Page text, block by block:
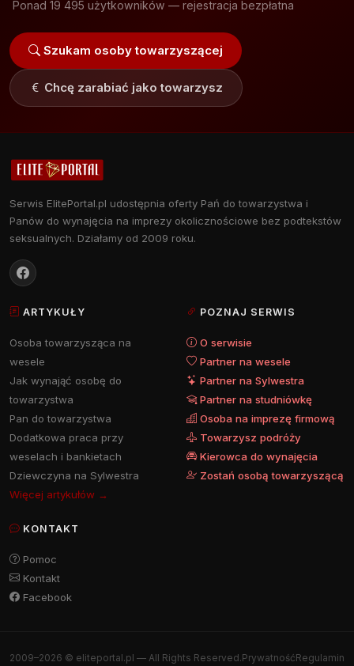
Ponad 19 495 użytkowników — rejestracja bezpłatna
Szukam osoby towarzyszącej
Chcę zarabiać jako towarzysz
Serwis ElitePortal.pl udostępnia oferty Pań do towarzystwa i
Panów do wynajęcia na imprezy okolicznościowe bez podtekstów
seksualnych. Działamy od 2009 roku.
ARTYKUŁY
Osoba towarzysząca na
wesele
Jak wynająć osobę do
towarzystwa
Pan do towarzystwa
Dodatkowa praca przy
weselach i bankietach
Dziewczyna na Sylwestra
Więcej artykułów →
POZNAJ SERWIS
O serwisie
Partner na wesele
Partner na Sylwestra
Partner na studniówkę
Osoba na imprezę firmową
Towarzysz podróży
Kierowca do wynajęcia
Zostań osobą towarzyszącą
KONTAKT
Pomoc
Kontakt
Facebook
2009–2026 © eliteportal.pl — All Rights Reserved.PrywatnośćRegulamin